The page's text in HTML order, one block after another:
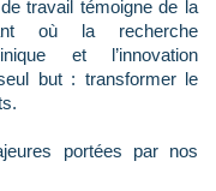
travail témoigne de la
où la recherche
et l’innovation
but : transformer le
portées par nos